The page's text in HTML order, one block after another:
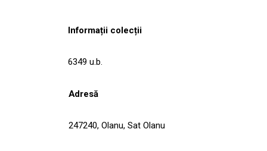
Informații colecții
6349 u.b.
Adresă
247240, Olanu, Sat Olanu